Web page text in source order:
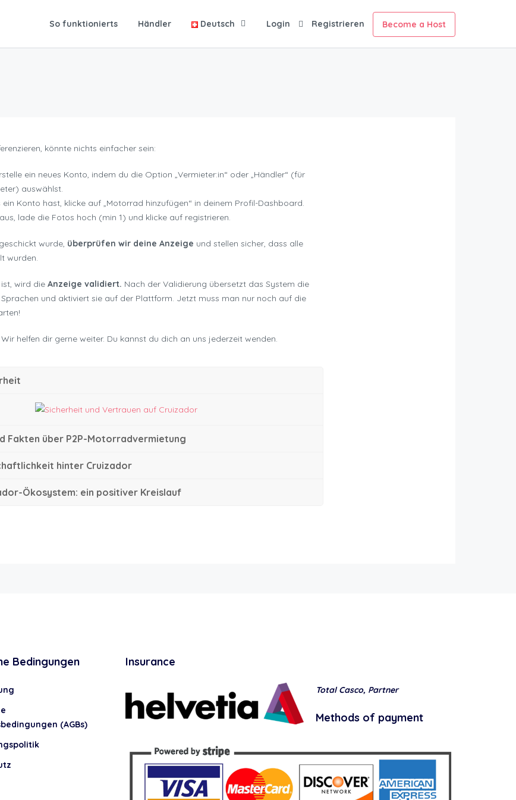
So funktionierts Händler Deutsch Login Registrieren Become a Host
könnte nichts einfacher sein:
ein neues Konto, indem du die Option „Vermieter:in“ oder „Händler“ (für
auswählst.
Konto hast, klicke auf „Motorrad hinzufügen“ in deinem Profil-Dashboard.
lade die Fotos hoch (min 1) und klicke auf registrieren.
wurde, überprüfen wir deine Anzeige und stellen sicher, dass alle
wurden.
wird die Anzeige validiert. Nach der Validierung übersetzt das System die
und aktiviert sie auf der Plattform. Jetzt muss man nur noch auf die
helfen dir gerne weiter. Du kannst du dich an uns jederzeit wenden.
Fakten über P2P-Motorradvermietung
hinter Cruizador
Ökosystem: ein positiver Kreislauf
Bedingungen
(AGBs)
Insurance
Total Casco, Partner
Methods of payment